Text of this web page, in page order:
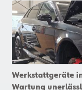
Werkstattgeräte
Wartung